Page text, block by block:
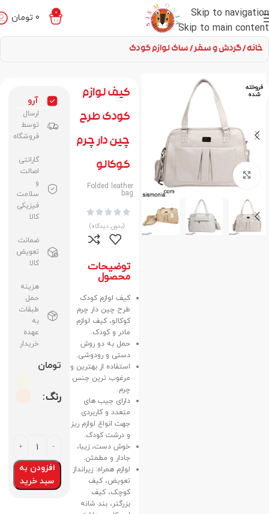
Skip to navigation
Skip to main content
0
0 تومان
خانه گردش و سفر ساک لوازم کودک
فروخته
شده
برای بزرگنمایی کلیک کنید
کیف لوازم
کودک طرح
چین دار چرم
کوکالو
Folded leather
bag





(بدون دیدگاه)
توضیحات
محصول
کیف لوازم کودک
طرح چین دار چرم
کوکالو، کیف لوازم
مادر و کودک.
حمل به دو روش
دستی و رودوشی.
استفاده از بهترین و
مرغوب ترین جنس
چرم.
دارای جیب های
متعدد و کاربردی
جهت انواع لوازم ریز
و درشت کودک.
خوش دست، زیبا،
جادار و مطمئن.
لوازم همراه: زیرانداز
تعویض، کیف
کوچک، کیف
بزرگتر، بند شانه
آرو
ارسال
توسط
فروشگاه
گارانتی
اصالت
و
سلامت
فیزیکی
کالا
ضمانت
تعویض
کالا
هزینه
حمل
طبقات
به
عهده
خریدار
تومان
رنگ
افزودن به
سبد خرید